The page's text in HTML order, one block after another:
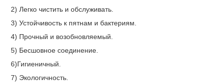
2) Легко чистить и обслуживать.
3) Устойчивость к пятнам и бактериям.
4) Прочный и возобновляемый.
5) Бесшовное соединение.
6)Гигиеничный.
7) Экологичность.